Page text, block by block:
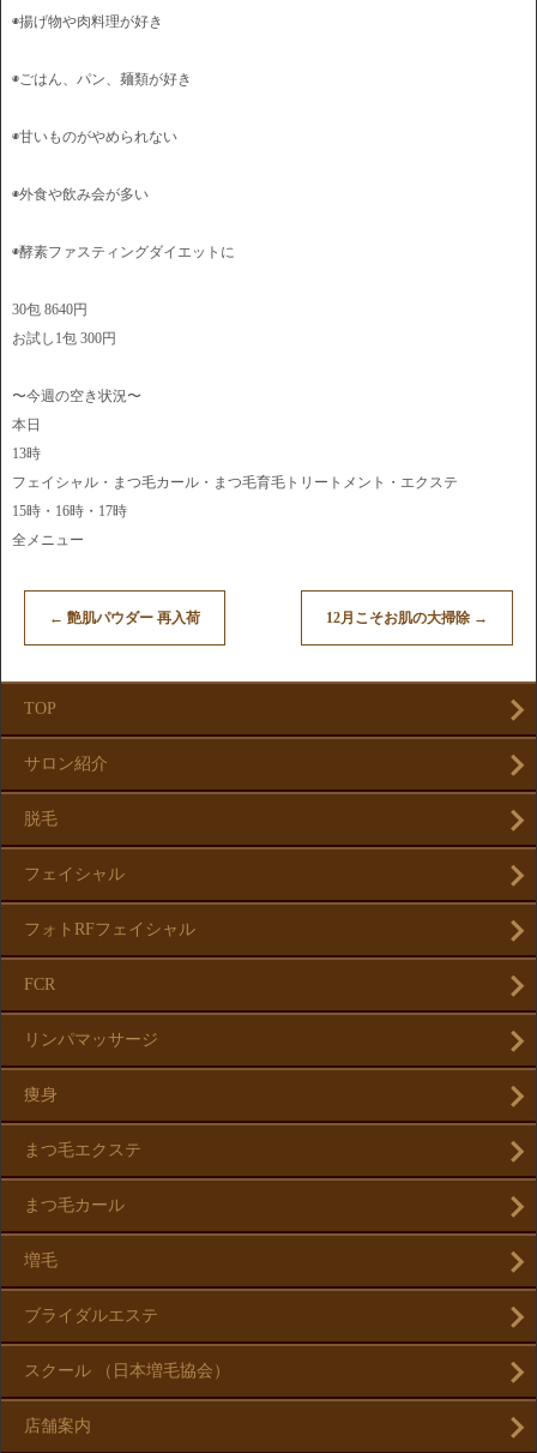
◉揚げ物や肉料理が好き
◉ごはん、パン、麺類が好き
◉甘いものがやめられない
◉外食や飲み会が多い
◉酵素ファスティングダイエットに
30包 8640円
お試し1包 300円
〜今週の空き状況〜
本日
13時
フェイシャル・まつ毛カール・まつ毛育毛トリートメント・エクステ
15時・16時・17時
全メニュー
← 艶肌パウダー 再入荷 12月こそお肌の大掃除 →
TOP
サロン紹介
脱毛
フェイシャル
フォトRFフェイシャル
FCR
リンパマッサージ
痩身
まつ毛エクステ
まつ毛カール
増毛
ブライダルエステ
スクール （日本増毛協会）
店舗案内